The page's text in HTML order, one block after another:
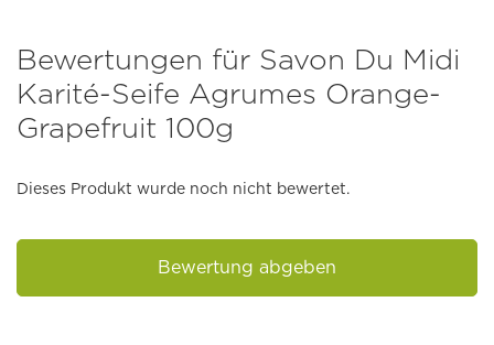
Bewertungen für Savon Du Midi
Karité-Seife Agrumes Orange-
Grapefruit 100g
Dieses Produkt wurde noch nicht bewertet.
Bewertung abgeben